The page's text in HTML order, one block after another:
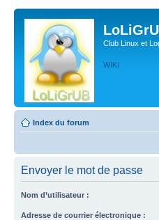
Club Linux et
WIKI
Index du forum
Envoyer le mot de passe
Nom d’utilisateur :
Adresse de courrier électronique :